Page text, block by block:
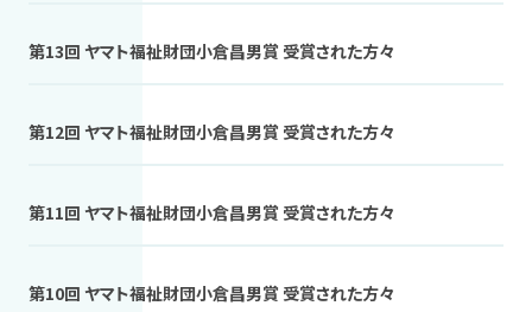
第13回 ヤマト福祉財団小倉昌男賞 受賞された方々
第12回 ヤマト福祉財団小倉昌男賞 受賞された方々
第11回 ヤマト福祉財団小倉昌男賞 受賞された方々
第10回 ヤマト福祉財団小倉昌男賞 受賞された方々